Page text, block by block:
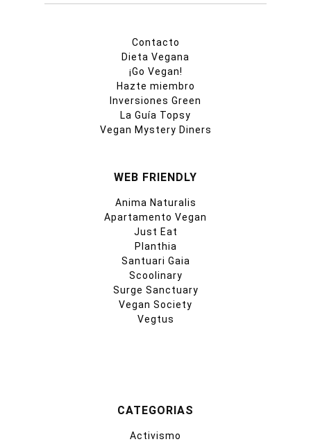
Contacto
Dieta Vegana
¡Go Vegan!
Hazte miembro
Inversiones Green
La Guía Topsy
Vegan Mystery Diners
WEB FRIENDLY
Anima Naturalis
Apartamento Vegan
Just Eat
Planthia
Santuari Gaia
Scoolinary
Surge Sanctuary
Vegan Society
Vegtus
CATEGORIAS
Activismo